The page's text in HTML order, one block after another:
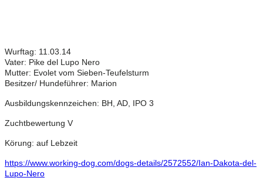
Wurftag: 11.03.14
Vater: Pike del Lupo Nero
Mutter: Evolet vom Sieben-Teufelsturm
Besitzer/ Hundeführer: Marion
Ausbildungskennzeichen: BH, AD, IPO 3
Zuchtbewertung V
Körung: auf Lebzeit
https://www.working-dog.com/dogs-details/2572552/Ian-Dakota-del-
Lupo-Nero